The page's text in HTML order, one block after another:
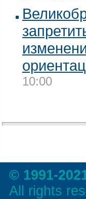
10:00
© 1991-
All rights